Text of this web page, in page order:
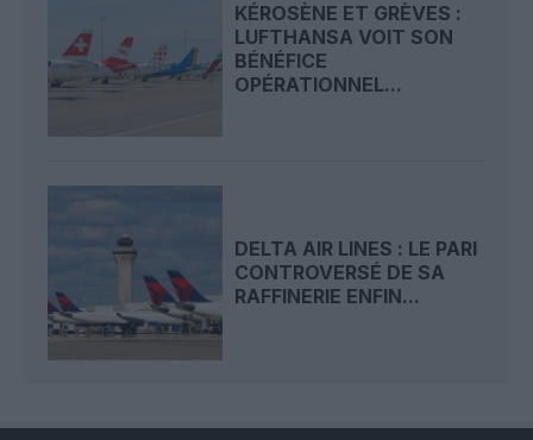
KÉROSÈNE ET GRÈVES :
LUFTHANSA VOIT SON
BÉNÉFICE
OPÉRATIONNEL...
DELTA AIR LINES : LE PARI
CONTROVERSÉ DE SA
RAFFINERIE ENFIN...